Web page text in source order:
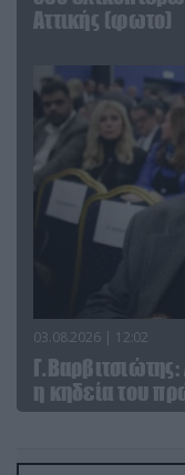
Αττικής (φωτο)
03.08.2026 | 12:02
η κηδεία του